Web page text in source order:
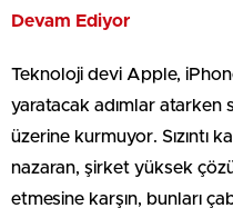
Devam Ediyor
Teknoloji devi Apple,
yaratacak adımlar atarken
üzerine kurmuyor. Sızıntı
nazaran, şirket yüksek
etmesine karşın, bunları